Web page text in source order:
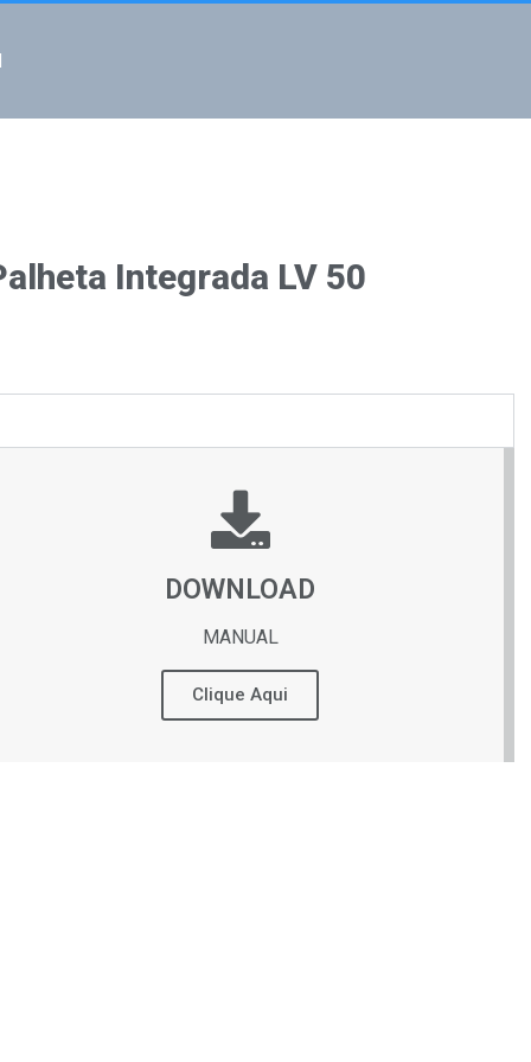
Integrada LV 50
DOWNLOAD
MANUAL
Clique Aqui